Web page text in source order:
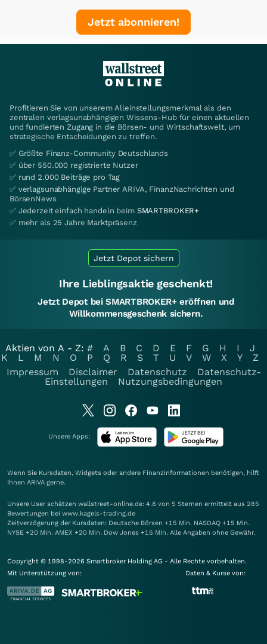
Jetzt abonnieren!
Profitieren Sie von unserem Alleinstellungsmerkmal als den
zentralen verlagsunabhängigen Wissens-Hub für einen aktuellen
und fundierten Zugang in die Börsen- und Wirtschaftswelt, um
strategische Entscheidungen zu treffen.
✅ Größte Finanz-Community Deutschlands
✅ über 550.000 registrierte Nutzer
✅ rund 2.000 Beiträge pro Tag
✅ verlagsunabhängige Partner ARIVA, FinanzNachrichten und
BörsenNews
✅ Jederzeit einfach handeln beim SMARTBROKER+
✅ mehr als 25 Jahre Marktpräsenz
Jetzt Depot sichern
Ihre Lieblingsaktie geschenkt!
Jetzt Depot bei SMARTBROKER+ eröffnen und
Willkommensgeschenk sichern.
Aktien von A - Z: # A B C D E F G H I
J
K
L M N O P Q R S T U V W X Y
Z
Impressum
Disclaimer Datenschutz
Datenschutz-
Einstellungen
Nutzungsbedingungen
Unsere Apps:
Wenn Sie Kursdaten, Widgets oder andere Finanzinformationen benötigen, hilft
Ihnen ARIVA gerne.
Unsere User schätzen wallstreet-online.de: 4.8 von 5 Sternen ermittelt aus 285
Bewertungen bei www.kagels-trading.de
Zeitverzögerung der Kursdaten: Deutsche Börsen +15 Min. NASDAQ +15 Min.
NYSE +20 Min. AMEX +20 Min. Dow Jones +15 Min. Alle Angaben ohne Gewähr.
Copyright © 1998-2026 Smartbroker Holding AG - Alle Rechte vorbehalten.
Mit Unterstützung von:
Daten & Kurse von: